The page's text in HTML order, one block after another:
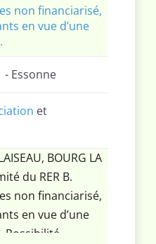
non financiarisé,
en vue d’une
- Essonne
et
BOURG LA
du RER B.
non financiarisé,
en vue d’une
Possibilité